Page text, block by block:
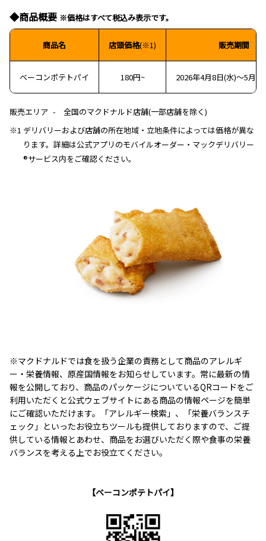
◆商品概要 ※価格はすべて税込み表示です。
商品名 店頭価格(※1) 販売期間
ベーコンポテトパイ 180円~ 2026年4月8日(水)～5月
販売エリア
全国のマクドナルド店舗(一部店舗を除く)
※1 デリバリーおよび店舗の所在地域・立地条件によっては価格が異な
ります。詳細は公式アプリのモバイルオーダー・マックデリバリー
®サービス内をご確認ください。
※マクドナルドでは食を扱う企業の責務として商品のアレルギ
ー・栄養情報、原産国情報をお知らせしています。常に最新の情
報を公開しており、商品のパッケージについているQRコードをご
利用いただくと公式ウェブサイトにある商品の情報ページを簡単
にご確認いただけます。「アレルギー検索」、「栄養バランスチ
ェック」といったお役立ちツールも提供しておりますので、ご提
供している情報とあわせ、商品をお選びいただく際や食事の栄養
バランスを考える上でお役立てください。
【ベーコンポテトパイ】